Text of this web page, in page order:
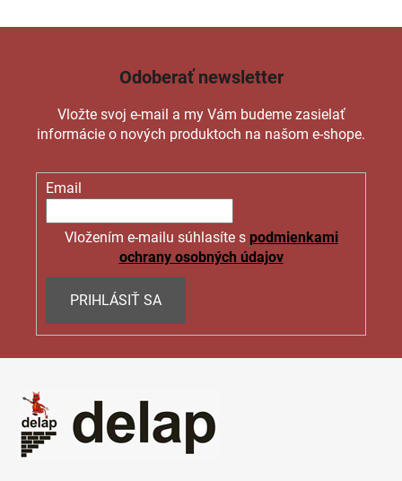
Odoberať newsletter
Vložte svoj e-mail a my Vám budeme zasielať
informácie o nových produktoch na našom e-shope.
Email
Vložením e-mailu súhlasíte s podmienkami
ochrany osobných údajov
PRIHLÁSIŤ SA